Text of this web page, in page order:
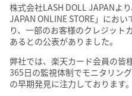
株式会社LASH DOLL JAPANよ
JAPAN ONLINE STORE」にお
り、一部のお客様のクレジット
あるとの公表がありました。
弊社では、楽天カード会員の皆
365日の監視体制でモニタリン
の早期発見に注力しております。